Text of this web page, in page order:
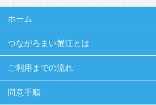
ホーム
つながろまい蟹江とは
ご利用までの流れ
同意手順